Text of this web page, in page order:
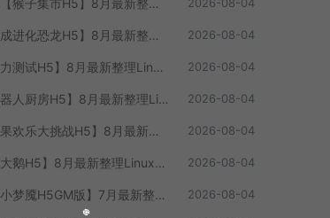
三网H5模拟经营游戏【猴子集市H5】8月最新整理Linux手工服务端+Win一键服务端+解压即玩+简易安卓客户端+详细搭建教程 2026-08-04
三网H5休闲游戏【合成进化恐龙H5】8月最新整理Linux手工服务端+Win一键服务端+解压即玩+简易安卓客户端+详细搭建教程 2026-08-04
三网H5休闲游戏【脑力测试H5】8月最新整理Linux手工服务端+Win一键服务端+解压即玩+简易安卓客户端+详细搭建教程 2026-08-04
三网H5休闲游戏【机器人厨房H5】8月最新整理Linux手工服务端+Win一键服务端+解压即玩+简易安卓客户端+详细搭建教程 2026-08-04
三网H5休闲游戏【水果欢乐大挑战H5】8月最新整理Linux手工服务端+Win一键服务端+解压即玩+简易安卓客户端+详细搭建教程 2026-08-04
三网H5休闲游戏【抓大鹅H5】8月最新整理Linux手工服务端+Win一键服务端+解压即玩+简易安卓客户端+详细搭建教程 2026-08-04
三网H5塔防游戏【小小梦魇H5GM版】7月最新整理Linux手工服务端+Win一键服务端+解压即玩+简易安卓客户端+详细搭建教程 2026-08-04